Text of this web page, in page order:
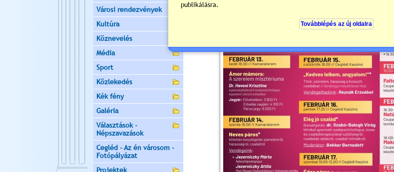
Városi rendezvények
Kultúra
Köznevelés
Média
Sport
Közlekedés
Kék fény
Galéria
Választások -
Népszavazások
Cegléd - Az én városom -
Fotópályázat
Projektek